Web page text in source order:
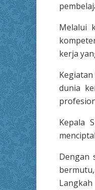
Melalui
kerja
dunia
Kepala
Dengan